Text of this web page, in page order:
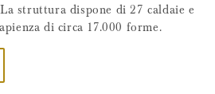
struttura dispone di 27 caldaie e
di circa 17.000 forme.